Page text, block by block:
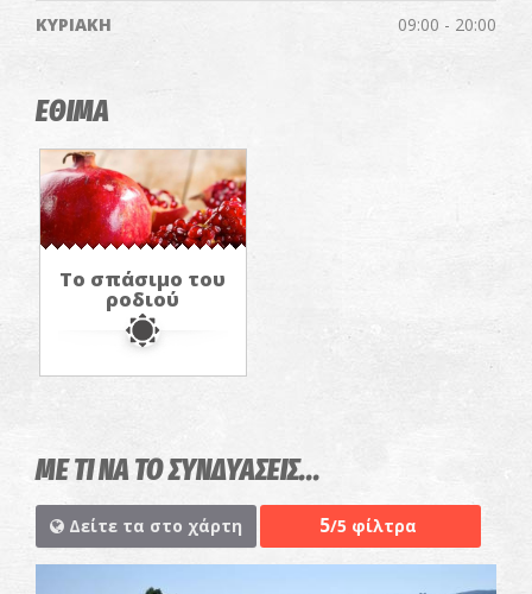
ΚΥΡΙΑΚΗ 09:00 - 20:00
ΕΘΙΜΑ
Το σπάσιμο του
ροδιού
ΜΕ ΤΙ ΝΑ ΤΟ ΣΥΝΔΥΑΣΕΙΣ...
Δείτε τα στο χάρτη 5/5 φίλτρα